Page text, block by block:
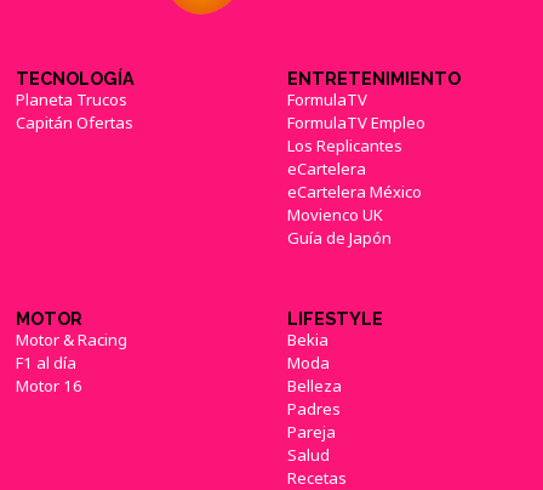
TECNOLOGÍA
Planeta Trucos
Capitán Ofertas
ENTRETENIMIENTO
FormulaTV
FormulaTV Empleo
Los Replicantes
eCartelera
eCartelera México
Movienco UK
Guía de Japón
MOTOR
Motor & Racing
F1 al día
Motor 16
LIFESTYLE
Bekia
Moda
Belleza
Padres
Pareja
Salud
Recetas